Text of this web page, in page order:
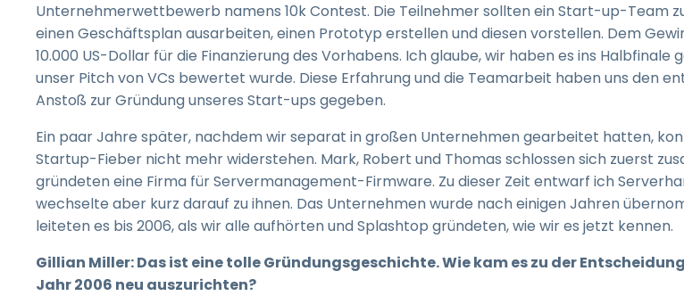
Unternehmerwettbewerb namens 10k Contest. Die Teilnehmer sollten ein Start-up-Team
einen Geschäftsplan ausarbeiten, einen Prototyp erstellen und diesen vorstellen. Dem
10.000 US-Dollar für die Finanzierung des Vorhabens. Ich glaube, wir haben es ins Halbfinale
unser Pitch von VCs bewertet wurde. Diese Erfahrung und die Teamarbeit haben uns den
Anstoß zur Gründung unseres Start-ups gegeben.
Ein paar Jahre später, nachdem wir separat in großen Unternehmen gearbeitet hatten,
Startup-Fieber nicht mehr widerstehen. Mark, Robert und Thomas schlossen sich zuerst
gründeten eine Firma für Servermanagement-Firmware. Zu dieser Zeit entwarf ich
wechselte aber kurz darauf zu ihnen. Das Unternehmen wurde nach einigen Jahren
leiteten es bis 2006, als wir alle aufhörten und Splashtop gründeten, wie wir es jetzt kennen.
Gillian Miller: Das ist eine tolle Gründungsgeschichte. Wie kam es zu der
Jahr 2006 neu auszurichten?